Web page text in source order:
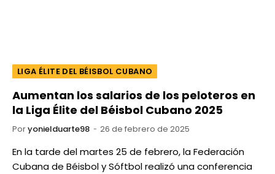
LIGA ÉLITE DEL BÉISBOL CUBANO
Aumentan los salarios de los peloteros en
la Liga Élite del Béisbol Cubano 2025
Poryonielduarte98 26 de febrero de 2025
En la tarde del martes 25 de febrero, la Federación
Cubana de Béisbol y Sóftbol realizó una conferencia